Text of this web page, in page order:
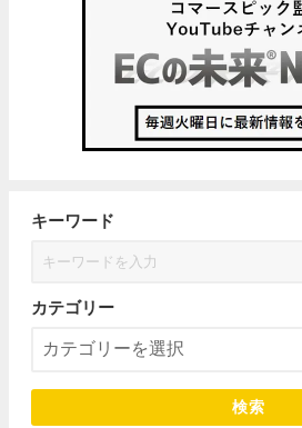
キーワード
カテゴリー
検索